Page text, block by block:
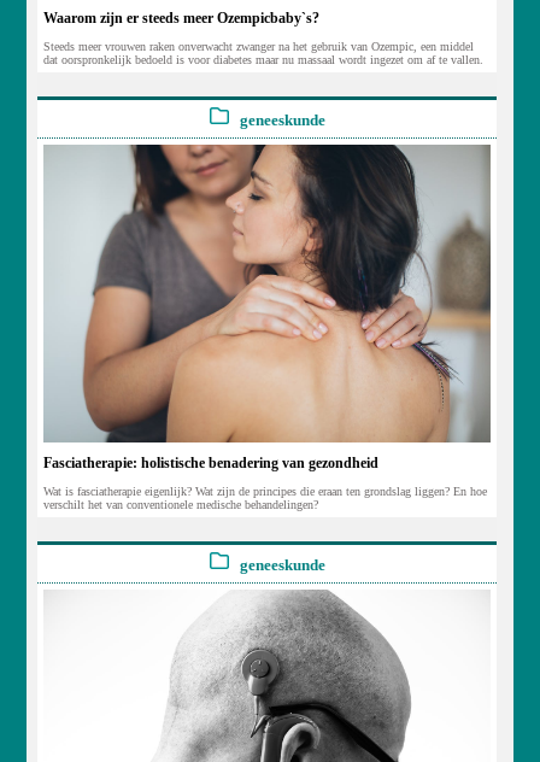
Waarom zijn er steeds meer Ozempicbaby`s?
Steeds meer vrouwen raken onverwacht zwanger na het gebruik van Ozempic, een middel
dat oorspronkelijk bedoeld is voor diabetes maar nu massaal wordt ingezet om af te vallen.
geneeskunde
Fasciatherapie: holistische benadering van gezondheid
Wat is fasciatherapie eigenlijk? Wat zijn de principes die eraan ten grondslag liggen? En hoe
verschilt het van conventionele medische behandelingen?
geneeskunde